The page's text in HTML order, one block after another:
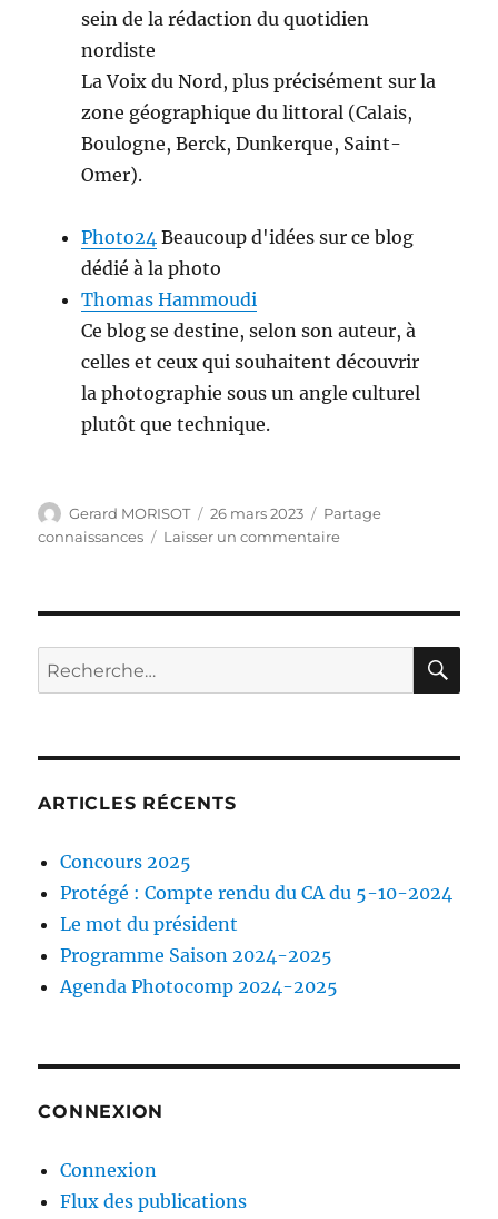
sein de la rédaction du quotidien
nordiste
La Voix du Nord, plus précisément sur la
zone géographique du littoral (Calais,
Boulogne, Berck, Dunkerque, Saint-
Omer).
Photo24 Beaucoup d'idées sur ce blog
dédié à la photo
Thomas Hammoudi
Ce blog se destine, selon son auteur, à
celles et ceux qui souhaitent découvrir
la photographie sous un angle culturel
plutôt que technique.
Auteur
Gerard MORISOT
Publié
le
26 mars 2023 Catégories
Partage
connaissances
Laisser un commentairesur
Recherche
pour :
ARTICLES RÉCENTS
Concours 2025
Protégé : Compte rendu du CA du 5-10-2024
Le mot du président
Programme Saison 2024-2025
Agenda Photocomp 2024-2025
CONNEXION
Connexion
Flux des publications